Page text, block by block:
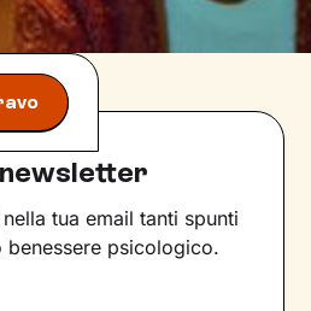
tua email tanti spunti
psicologico.